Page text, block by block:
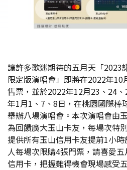
讓許多歌迷期待的五月天「2023
限定版演唱會」即將在2022年10
售票，並於2022年12月23、24
年1月1、7、8日，在桃園國際棒
舉辦八場演唱會。本次演唱會由
為回饋廣大玉山卡友，每場次特
提供所有玉山信用卡友提前1小
人每場次限購4張門票，請喜愛
信用卡，把握難得機會現場感受